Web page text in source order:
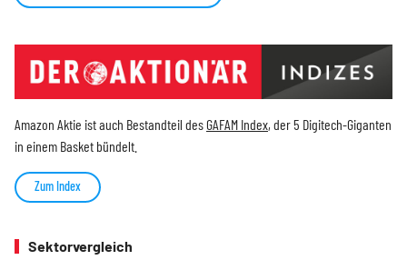
Amazon Aktie ist auch Bestandteil desGAFAM Index, der 5 Digitech-Giganten
in einem Basket bündelt.
Zum Index
Sektorvergleich